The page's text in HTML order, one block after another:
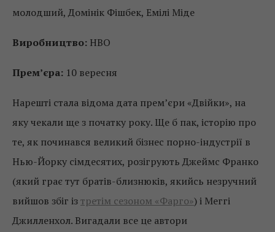
молодший, Домінік Фішбек, Емілі Міде
Виробництво: HBO
Прем’єра: 10 вересня
Нарешті стала відома дата прем’єри «Двійки», на
яку чекали ще з початку року. Ще б пак, історію про
те, як починався великий бізнес порно-індустрії в
Нью-Йорку сімдесятих, розігрують Джеймс Франко
(який грає тут братів-близнюків, якийсь незручний
вийшов збіг ізтретім сезоном «Фарго») і Меггі
Джилленхол. Вигадали все це автори